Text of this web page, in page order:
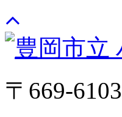
〒669-6103